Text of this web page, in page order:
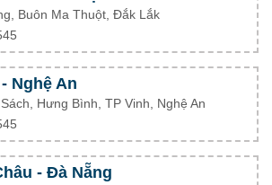
Buôn Ma Thuột, Đắk Lắk
Nghệ An
Hưng Bình, TP Vinh, Nghệ An
- Đà Nẵng